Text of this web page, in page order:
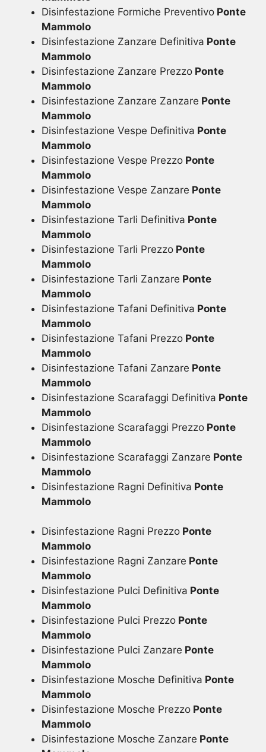
Disinfestazione Formiche Preventivo Ponte
Mammolo
Disinfestazione Zanzare Definitiva Ponte
Mammolo
Disinfestazione Zanzare Prezzo Ponte
Mammolo
Disinfestazione Zanzare Zanzare Ponte
Mammolo
Disinfestazione Vespe Definitiva Ponte
Mammolo
Disinfestazione Vespe Prezzo Ponte
Mammolo
Disinfestazione Vespe Zanzare Ponte
Mammolo
Disinfestazione Tarli Definitiva Ponte
Mammolo
Disinfestazione Tarli Prezzo Ponte
Mammolo
Disinfestazione Tarli Zanzare Ponte
Mammolo
Disinfestazione Tafani Definitiva Ponte
Mammolo
Disinfestazione Tafani Prezzo Ponte
Mammolo
Disinfestazione Tafani Zanzare Ponte
Mammolo
Disinfestazione Scarafaggi Definitiva Ponte
Mammolo
Disinfestazione Scarafaggi Prezzo Ponte
Mammolo
Disinfestazione Scarafaggi Zanzare Ponte
Mammolo
Disinfestazione Ragni Definitiva Ponte
Mammolo
Disinfestazione Ragni Prezzo Ponte
Mammolo
Disinfestazione Ragni Zanzare Ponte
Mammolo
Disinfestazione Pulci Definitiva Ponte
Mammolo
Disinfestazione Pulci Prezzo Ponte
Mammolo
Disinfestazione Pulci Zanzare Ponte
Mammolo
Disinfestazione Mosche Definitiva Ponte
Mammolo
Disinfestazione Mosche Prezzo Ponte
Mammolo
Disinfestazione Mosche Zanzare Ponte